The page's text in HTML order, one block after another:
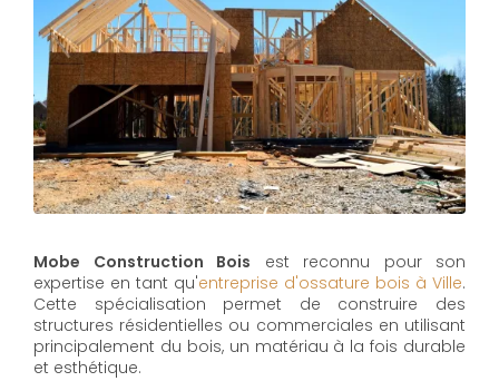
Mobe Construction Bois est reconnu pour son
expertise en tant qu'entreprise d'ossature bois à Ville.
Cette spécialisation permet de construire des
structures résidentielles ou commerciales en utilisant
principalement du bois, un matériau à la fois durable
et esthétique.